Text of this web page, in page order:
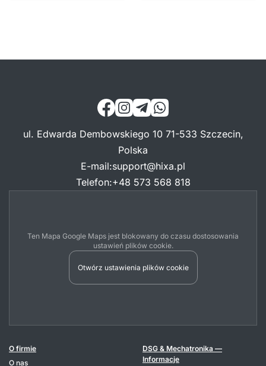
ul. Edwarda Dembowskiego 10 71-533 Szczecin,
Polska
E-mail:support@hixa.pl
Telefon:+48 573 568 818
Ten Mapa Google Maps jest blokowany do czasu dostosowania
ustawień plików cookie.
Otwórz ustawienia plików cookie
O firmie
O nas
DSG & Mechatronika —
Informacje